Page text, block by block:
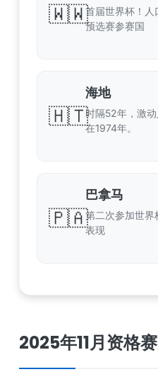
🇼🇼首届世界杯！
预选赛参赛国
🇭🇹
海地
时隔52年，激
在1974年。
🇵🇦
巴拿马
第二次参加世
表现
2025年11月资格